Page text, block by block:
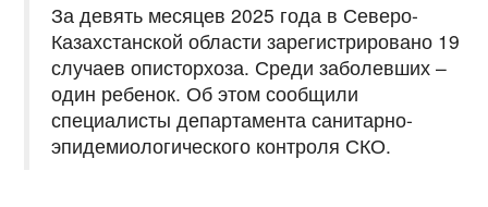
За девять месяцев 2025 года в Северо-
Казахстанской области зарегистрировано 19
случаев описторхоза. Среди заболевших –
один ребенок. Об этом сообщили
специалисты департамента санитарно-
эпидемиологического контроля СКО.